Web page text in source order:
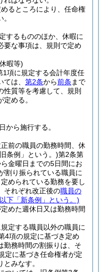
るところにより、任命権
するもののほか、休暇に
要な事項は、規則で定め
暇等)
項に規定する会計年度任
は、 第2条から前条 まで
質等を考慮して、規則
める。
から施行する。
前の職員の勤務時間、休
条例」という。)第2条第
金曜日までの5日間にお
割り振られている職員に
められている勤務を要し
それぞれ改正後の職員の
下「新条例」という。)
めた週休日又は勤務時間
規定する職員以外の職員に
4項の規定に基づき定め
勤務時間の割振りは、そ
定に基づき任命権者が定
みなす。